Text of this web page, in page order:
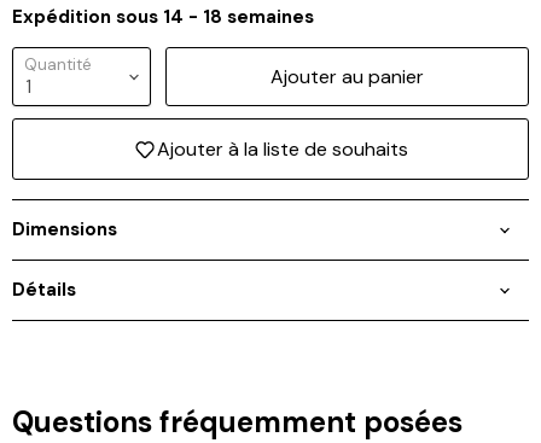
Expédition sous 14 - 18 semaines
Quantité Ajouter au panier
Ajouter à la liste de souhaits
Dimensions
Détails
Questions fréquemment posées
Connectez-vous à votre compte pour ajouter des
articles précédemment enregistrés.